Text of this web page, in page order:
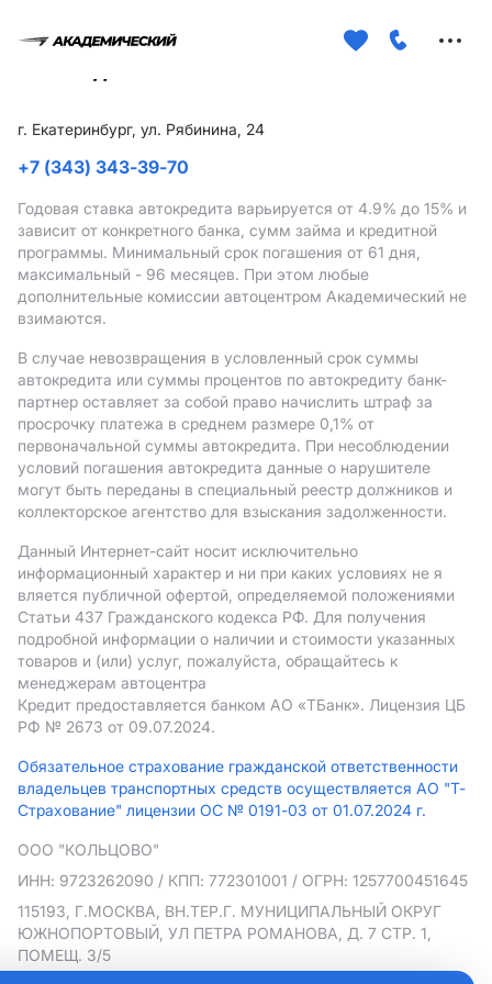
г. Екатеринбург, ул. Рябинина, 24
+7 (343) 343-39-70
Годовая ставка автокредита варьируется от 4.9% до 15% и
зависит от конкретного банка, сумм займа и кредитной
программы. Минимальный срок погашения от 61 дня,
максимальный - 96 месяцев. При этом любые
дополнительные комиссии автоцентром Академический не
взимаются.
В случае невозвращения в условленный срок суммы
автокредита или суммы процентов по автокредиту банк-
партнер оставляет за собой право начислить штраф за
просрочку платежа в среднем размере 0,1% от
первоначальной суммы автокредита. При несоблюдении
условий погашения автокредита данные о нарушителе
могут быть переданы в специальный реестр должников и
коллекторское агентство для взыскания задолженности.
Данный Интернет-сайт носит исключительно
информационный характер и ни при каких условиях не я
вляется публичной офертой, определяемой положениями
Статьи 437 Гражданского кодекса РФ. Для получения
подробной информации о наличии и стоимости указанных
товаров и (или) услуг, пожалуйста, обращайтесь к
менеджерам автоцентра
Кредит предоставляется банком АO «ТБанк». Лицензия ЦБ
РФ № 2673 от 09.07.2024.
Обязательное страхование гражданской ответственности
владельцев транспортных средств осуществляется АО "Т-
Страхование" лицензии ОС № 0191-03 от 01.07.2024 г.
ООО "КОЛЬЦОВО"
ИНН: 9723262090 / КПП: 772301001 / ОГРН: 1257700451645
115193, Г.МОСКВА, ВН.ТЕР.Г. МУНИЦИПАЛЬНЫЙ ОКРУГ
ЮЖНОПОРТОВЫЙ, УЛ ПЕТРА РОМАНОВА, Д. 7 СТР. 1,
ПОМЕЩ. 3/5